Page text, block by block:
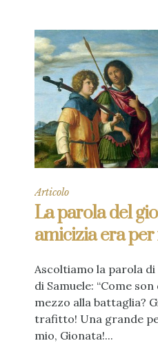
Articolo
La parola del
amicizia era
Ascoltiamo la parola
di Samuele: “Come
mezzo alla battaglia?
trafitto! Una grande
mio, Gionata!...